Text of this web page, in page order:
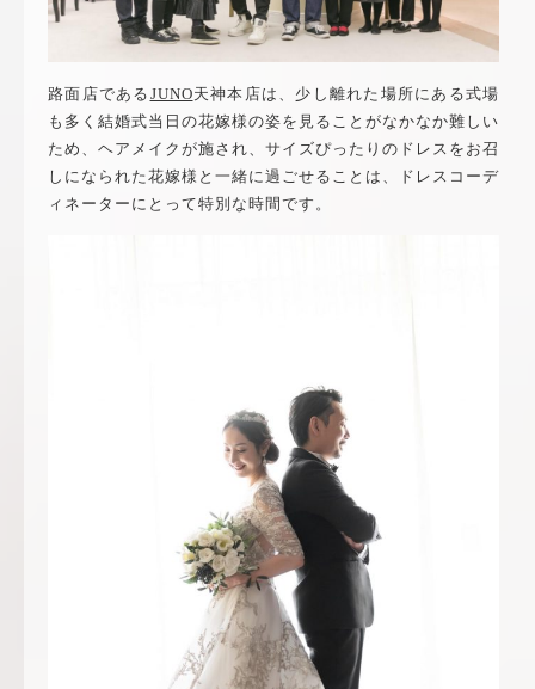
路面店である JUNO天神本店は、少し離れた場所にある式場
も多く結婚式当日の花嫁様の姿を見ることがなかなか難しい
ため、ヘアメイクが施され、サイズぴったりのドレスをお召
しになられた花嫁様と一緒に過ごせることは、ドレスコーデ
ィネーターにとって特別な時間です。